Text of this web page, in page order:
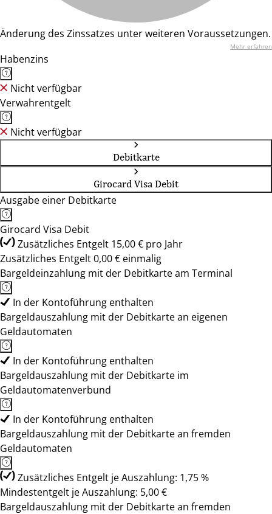
Änderung des Zinssatzes unter weiteren Voraussetzungen.
Mehr erfahren
Habenzins
Nicht verfügbar
Verwahrentgelt
Nicht verfügbar
Debitkarte
Girocard Visa Debit
Ausgabe einer Debitkarte
Girocard Visa Debit
Zusätzliches Entgelt 15,00 € pro Jahr
Zusätzliches Entgelt 0,00 € einmalig
Bargeldeinzahlung mit der Debitkarte am Terminal
In der Kontoführung enthalten
Bargeldauszahlung mit der Debitkarte an eigenen
Geldautomaten
In der Kontoführung enthalten
Bargeldauszahlung mit der Debitkarte im
Geldautomatenverbund
In der Kontoführung enthalten
Bargeldauszahlung mit der Debitkarte an fremden
Geldautomaten
Zusätzliches Entgelt je Auszahlung: 1,75 %
Mindestentgelt je Auszahlung: 5,00 €
Bargeldauszahlung mit der Debitkarte an fremden